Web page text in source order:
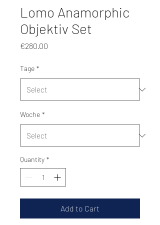
Lomo Anamorphic
Objektiv Set
€280.00
Tage *
Woche *
Quantity *
Add to Cart